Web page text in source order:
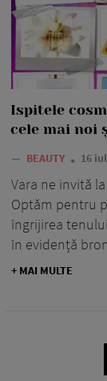
Ispitele
cele mai noi
— BEAUTY 16
Vara ne invită
Optăm pentru
îngrijirea
în evidență
+ MAI MULTE